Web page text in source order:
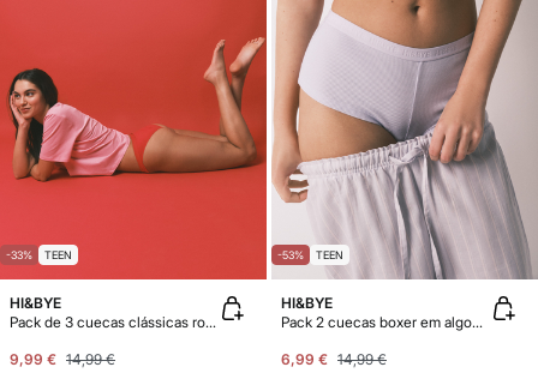
-33% TEEN
HI&BYE
Pack de 3 cuecas clássicas rosa, vermelho e branco
9,99 € 14,99 €
-53% TEEN
HI&BYE
Pack 2 cuecas boxer em algodão lilás, verde
6,99 € 14,99 €